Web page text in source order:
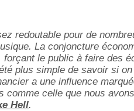
redoutable pour de
La conjoncture
le public à faire des
plus simple de savoir si
a une influence
comme celle que nous
Hell.